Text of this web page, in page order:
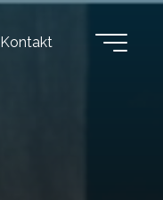
Kontakt